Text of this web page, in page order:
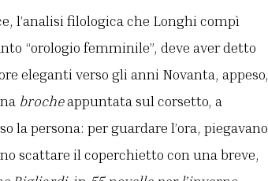
l’analisi filologica che Longhi compì
“orologio femminile”, deve aver detto
eleganti verso gli anni Novanta, appeso,
brocheappuntata sul corsetto, a
la persona: per guardare l’ora, piegavano
scattare il coperchietto con una breve,